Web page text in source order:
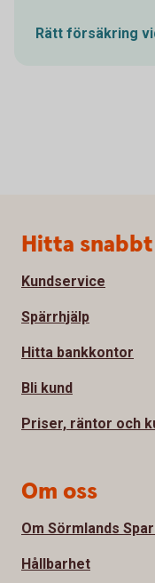
Rätt försäkring
Sidfot
Hitta snabbt
Kundservice
Spärrhjälp
Hitta bankkontor
Bli kund
Priser, räntor och
Om oss
Om Sörmlands
Hållbarhet